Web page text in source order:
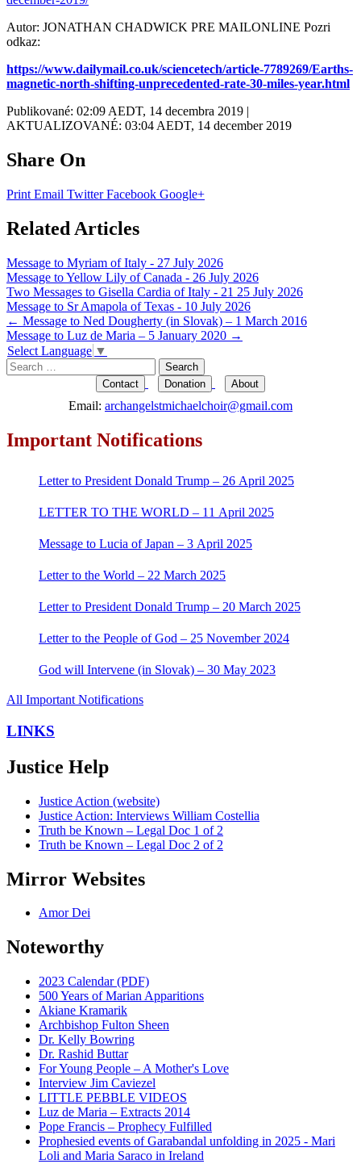
Autor: JONATHAN CHADWICK PRE MAILONLINE Pozri
odkaz:
https://www.dailymail.co.uk/sciencetech/article-7789269/Earths-
magnetic-north-shifting-unprecedented-rate-30-miles-year.html
Publikované: 02:09 AEDT, 14 decembra 2019 |
AKTUALIZOVANÉ: 03:04 AEDT, 14 december 2019
Share On
Print Email TwitterFacebook Google+
Related Articles
Message to Myriam of Italy - 27 July 2026
Message to Yellow Lily of Canada - 26 July 2026
Two Messages to Gisella Cardia of Italy - 21 25 July 2026
Message to Sr Amapola of Texas - 10 July 2026
Post
navigation
← Message to Ned Dougherty (in Slovak) – 1 March 2016
Message to Luz de Maria – 5 January 2020 →
Select Language ▼
Search
for:
Contact Donation About
Email: archangelstmichaelchoir@gmail.com
Important Notifications
Letter to President Donald Trump – 26 April 2025
LETTER TO THE WORLD – 11 April 2025
Message to Lucia of Japan – 3 April 2025
Letter to the World – 22 March 2025
Letter to President Donald Trump – 20 March 2025
Letter to the People of God – 25 November 2024
God will Intervene (in Slovak) – 30 May 2023
All Important Notifications
LINKS
Justice Help
Justice Action (website)
Justice Action: Interviews William Costellia
Truth be Known – Legal Doc 1 of 2
Truth be Known – Legal Doc 2 of 2
Mirror Websites
Amor Dei
Noteworthy
2023 Calendar (PDF)
500 Years of Marian Apparitions
Akiane Kramarik
Archbishop Fulton Sheen
Dr. Kelly Bowring
Dr. Rashid Buttar
For Young People – A Mother's Love
Interview Jim Caviezel
LITTLE PEBBLE VIDEOS
Luz de Maria – Extracts 2014
Pope Francis – Prophecy Fulfilled
Prophesied events of Garabandal unfolding in 2025 - Mari
Loli and Maria Saraco in Ireland